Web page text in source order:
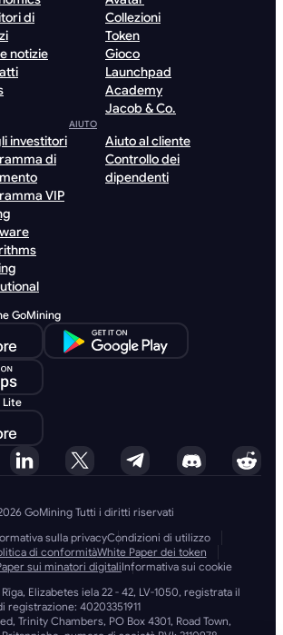
di
notizie
Collezioni
Token
Gioco
Launchpad
Academy
Jacob & Co.
investitori
di
VIP
AIUTO
Aiuto al cliente
Controllo dei
dipendenti
GoMining
Lite
GoMining Tutti i diritti riservati
sulla privacyCondizioni di utilizzo
di conformitàWhite Paper dei token
sui minatori digitaliInformativa sui cookie
Elizabetes iela 22 - 42, LV-1050, registrata il
registrazione: 40203351911
Trinity Chambers, PO Box 4301, Road Town,